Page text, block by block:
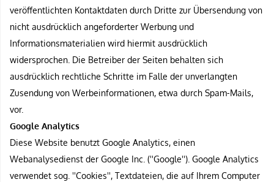
veröffentlichten Kontaktdaten durch Dritte zur Übersendung von
nicht ausdrücklich angeforderter Werbung und
Informationsmaterialien wird hiermit ausdrücklich
widersprochen. Die Betreiber der Seiten behalten sich
ausdrücklich rechtliche Schritte im Falle der unverlangten
Zusendung von Werbeinformationen, etwa durch Spam-Mails,
vor.
Google Analytics
Diese Website benutzt Google Analytics, einen
Webanalysedienst der Google Inc. (''Google''). Google Analytics
verwendet sog. ''Cookies'', Textdateien, die auf Ihrem Computer